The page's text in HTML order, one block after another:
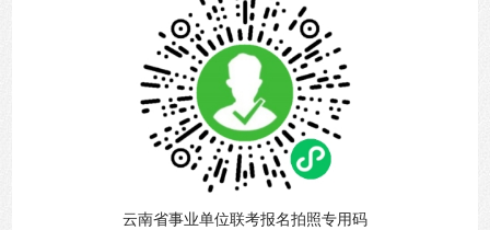
云南省事业单位联考报名拍照专用码